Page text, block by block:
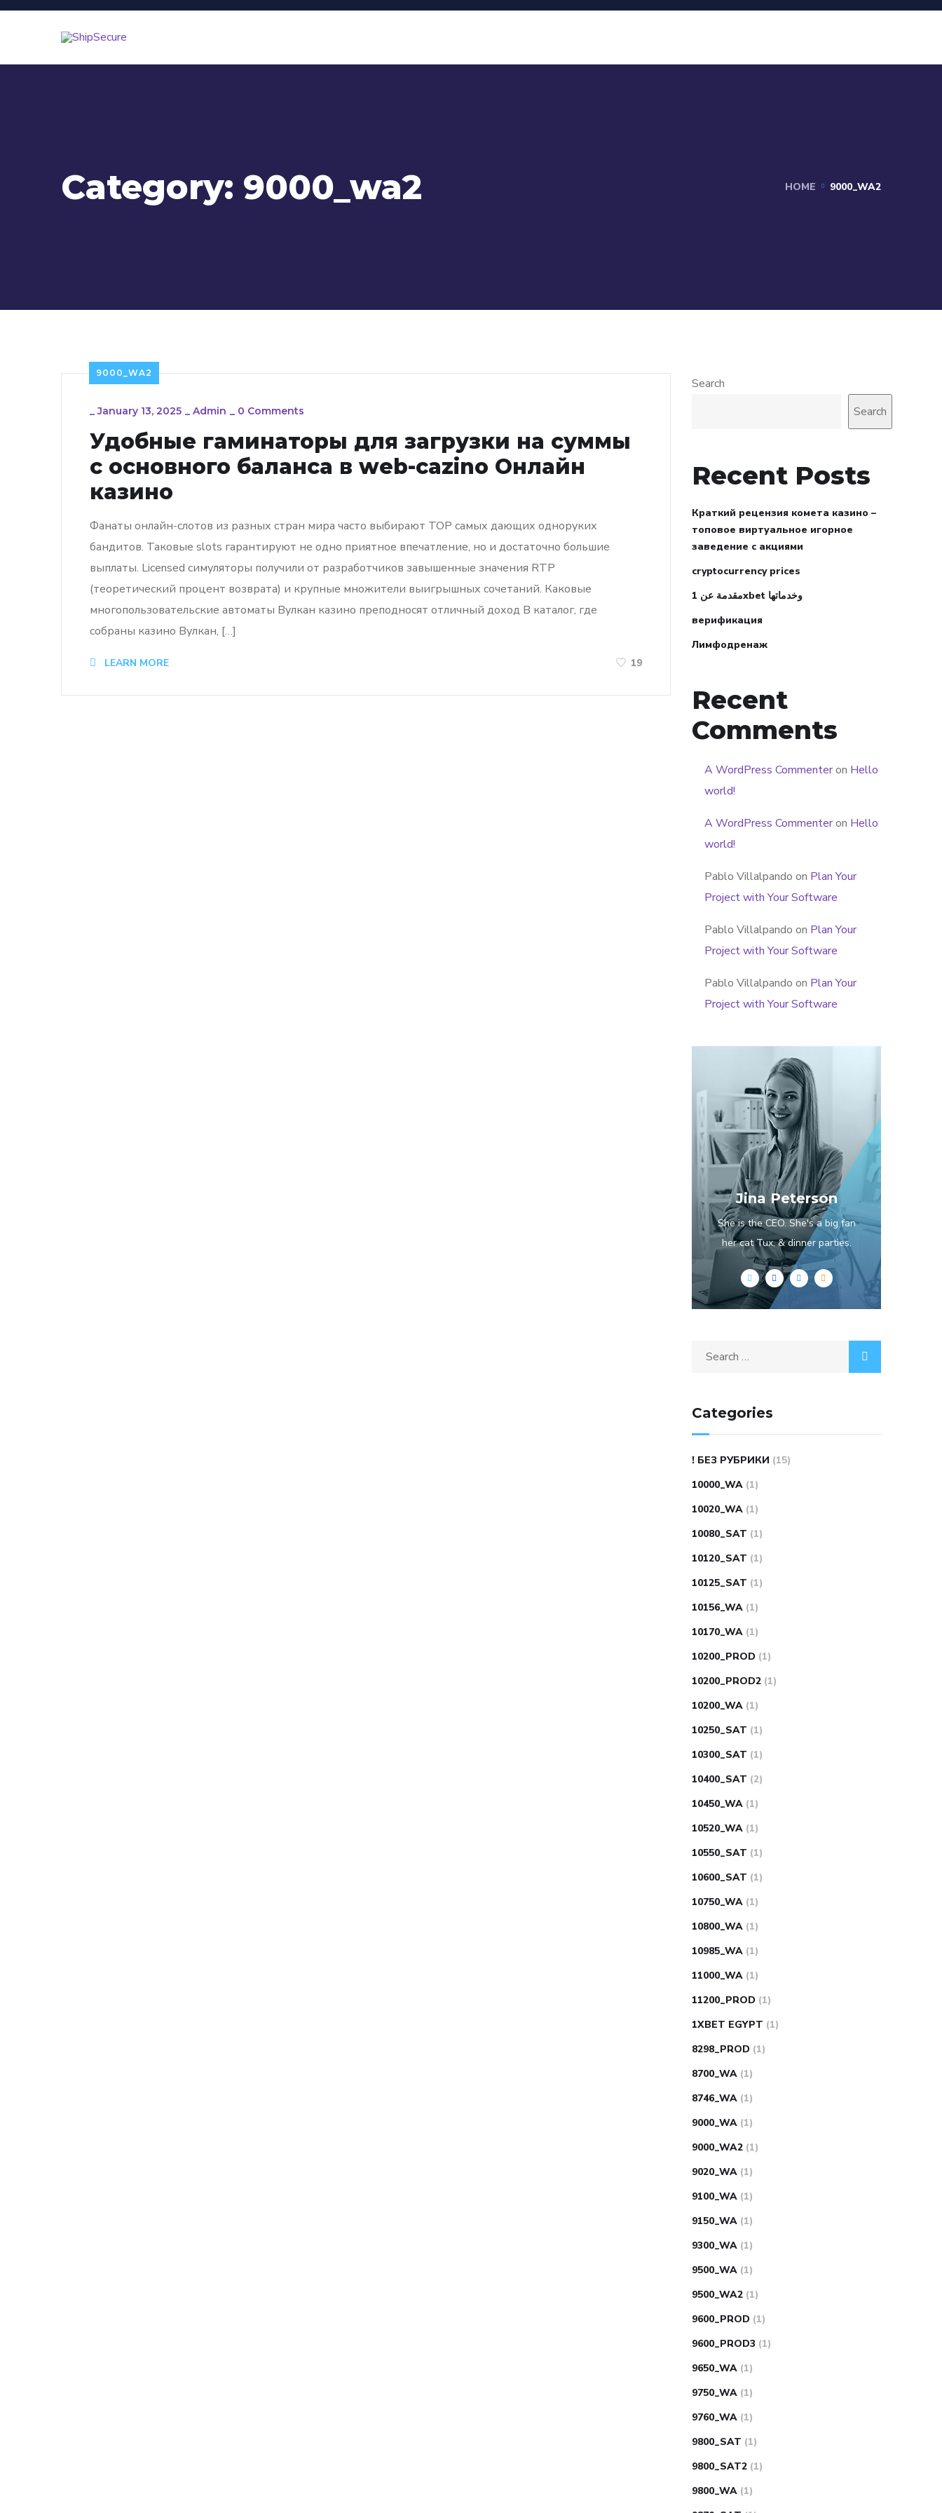
Category: 9000_wa2 HOME 9000_WA2
9000_WA2
_January 13, 2025 _ Admin _ 0 Comments
Удобные гаминаторы для загрузки на суммы
с основного баланса в web-cazino Онлайн
казино
Фанаты онлайн-слотов из разных стран мира часто выбирают TOP самых дающих одноруких
бандитов. Таковые slots гарантируют не одно приятное впечатление, но и достаточно большие
выплаты. Licensed симуляторы получили от разработчиков завышенные значения RTP
(теоретический процент возврата) и крупные множители выигрышных сочетаний. Каковые
многопользовательские автоматы Вулкан казино преподносят отличный доход В каталог, где
собраны казино Вулкан, […]
LEARN MORE 19
Search
Search
Recent Posts
Краткий рецензия комета казино –
топовое виртуальное игорное
заведение с акциями
cryptocurrency prices
مقدمة عن 1xbet وخدماتها
верификация
Лимфодренаж
Recent
Comments
A WordPress Commenteron Hello
world!
A WordPress Commenteron Hello
world!
Pablo Villalpando on Plan Your
Project with Your Software
Pablo Villalpando on Plan Your
Project with Your Software
Pablo Villalpando on Plan Your
Project with Your Software
Jina Peterson
She is the CEO. She's a big fan
her cat Tux, & dinner parties.
Search
Categories
! БЕЗ РУБРИКИ (15)
10000_WA (1)
10020_WA (1)
10080_SAT (1)
10120_SAT (1)
10125_SAT (1)
10156_WA (1)
10170_WA (1)
10200_PROD (1)
10200_PROD2 (1)
10200_WA (1)
10250_SAT (1)
10300_SAT (1)
10400_SAT (2)
10450_WA (1)
10520_WA (1)
10550_SAT (1)
10600_SAT (1)
10750_WA (1)
10800_WA (1)
10985_WA (1)
11000_WA (1)
11200_PROD (1)
1XBET EGYPT (1)
8298_PROD (1)
8700_WA (1)
8746_WA (1)
9000_WA (1)
9000_WA2 (1)
9020_WA (1)
9100_WA (1)
9150_WA (1)
9300_WA (1)
9500_WA (1)
9500_WA2 (1)
9600_PROD (1)
9600_PROD3 (1)
9650_WA (1)
9750_WA (1)
9760_WA (1)
9800_SAT (1)
9800_SAT2 (1)
9800_WA (1)